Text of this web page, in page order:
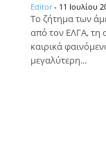
Editor - 11 Ιουλίου
Το ζήτημα των
από τον ΕΛΓΑ, τη
καιρικά
μεγαλύτερη...